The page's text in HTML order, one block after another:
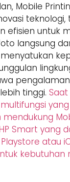
Mobile
teknologi,
efisien untuk
langsung
tinggi. Saat
Smart yang
atau
kebutuhan